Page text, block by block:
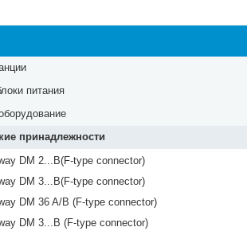
питания
принадлежности
DM 2...B(F-type connector)
DM 3...B(F-type connector)
DM 36 A/B (F-type connector)
DM 3...B (F-type connector)